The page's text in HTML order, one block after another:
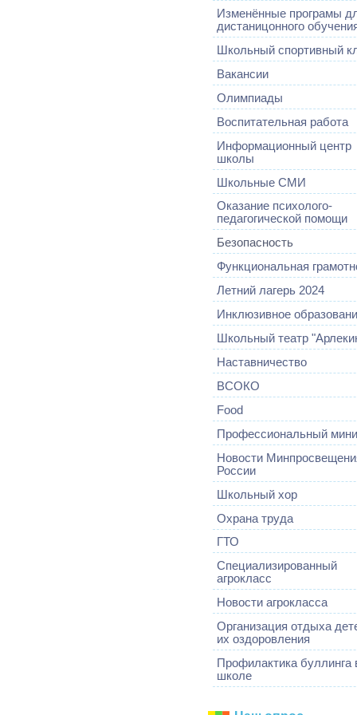
Изменённые програмы
дистаницонного
Школьный спортивный
Вакансии
Олимпиады
Воспитательная работа
Информационный центр
школы
Школьные СМИ
Оказание психолого-
педагогической помощи
Безопасность
Функциональная
Летний лагерь 2024
Инклюзивное
Школьный театр
Наставничество
ВСОКО
Food
Профессиональный
Новости
России
Школьный хор
Охрана труда
ГТО
Специализированный
агрокласс
Новости агрокласса
Организация отдыха
их оздоровления
Профилактика буллинга
школе